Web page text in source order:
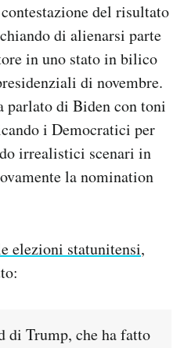
del risultato
di alienarsi parte
in uno stato in bilico
di novembre.
parlato di Biden con toni
i Democratici per
irrealistici scenari in
la nomination
elezioni statunitensi,
di Trump, che ha fatto